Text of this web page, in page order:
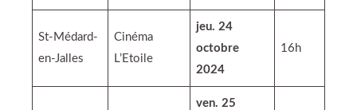
St-Médard-
en-Jalles
Cinéma
L’Etoile
jeu. 24
octobre
2024
16h
ven. 25